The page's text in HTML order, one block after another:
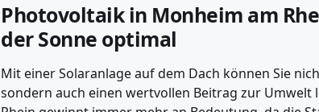
Photovoltaik in Monheim am
der Sonne optimal
Mit einer Solaranlage auf dem Dach können Sie
sondern auch einen wertvollen Beitrag zur Umwelt